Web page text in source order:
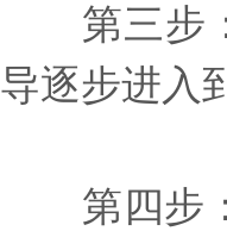
第三步：
导逐步进入
第四步：